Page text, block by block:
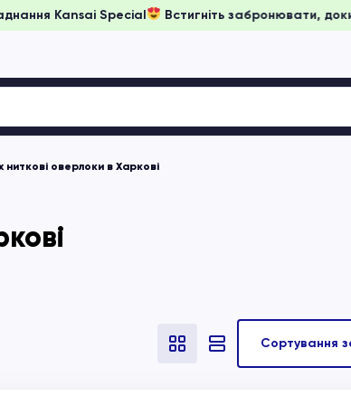
обладнання Kansai Special Встигніть
ниткові оверлоки в Харкові